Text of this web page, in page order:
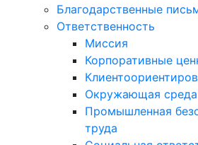
Благодарственные
Ответственность
Миссия
Корпоративные
Окружающая среда
Промышленная
труда